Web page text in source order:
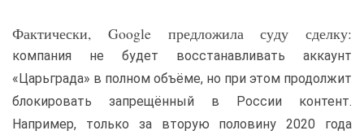
Фактически, Google предложила суду сделку:
компания не будет восстанавливать аккаунт
«Царьграда» в полном объёме, но при этом продолжит
блокировать запрещённый в России контент.
Например, только за вторую половину 2020 года